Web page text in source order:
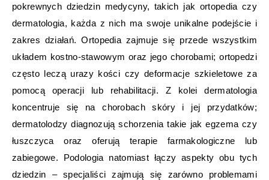
pokrewnych dziedzin medycyny, takich jak ortopedia czy
dermatologia, każda z nich ma swoje unikalne podejście i
zakres działań. Ortopedia zajmuje się przede wszystkim
układem kostno-stawowym oraz jego chorobami; ortopedzi
często leczą urazy kości czy deformacje szkieletowe za
pomocą operacji lub rehabilitacji. Z kolei dermatologia
koncentruje się na chorobach skóry i jej przydatków;
dermatolodzy diagnozują schorzenia takie jak egzema czy
łuszczyca oraz oferują terapie farmakologiczne lub
zabiegowe. Podologia natomiast łączy aspekty obu tych
dziedzin – specjaliści zajmują się zarówno problemami